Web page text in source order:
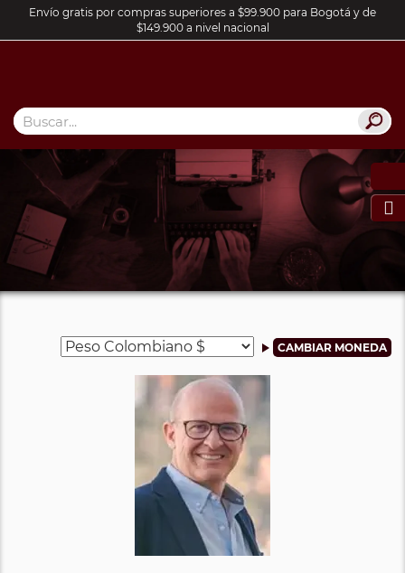
Envío gratis por compras superiores a $99.900 para Bogotá y de
$149.900 a nivel nacional
